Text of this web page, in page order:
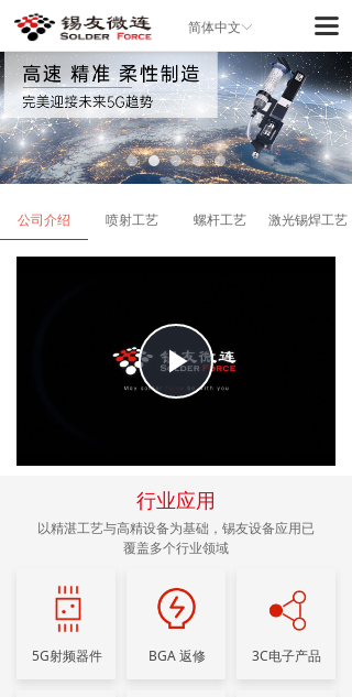
끀
ꀅ
简体中文
公司介绍 喷射工艺 螺杆工艺 激光锡焊工艺
Play
行业应用
以精湛工艺与高精设备为基础，锡友设备应用已
覆盖多个行业领域
5G射频器件 BGA 返修 3C电子产品